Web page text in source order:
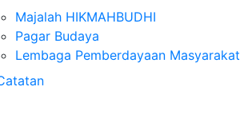
Majalah HIKMAHBUDHI
Pagar Budaya
Lembaga Pemberdayaan Masyarakat